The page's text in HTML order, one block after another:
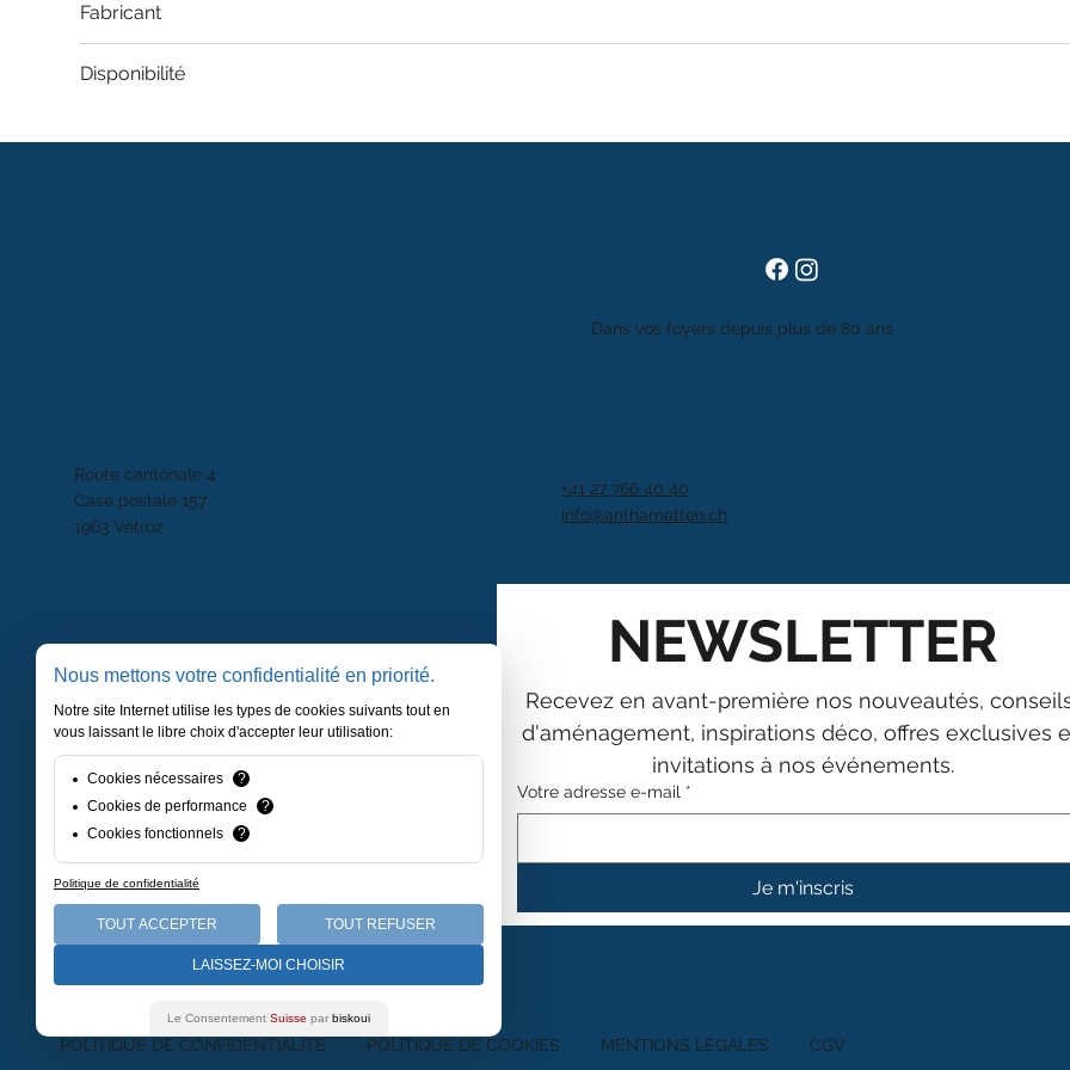
Fabricant
Disponibilité
Route cantonale 4
Case postale 157
1963 Vétroz
POLITIQUE DE CONFIDENTIALITÉ POLITIQUE DE COOKIES MENTIONS LÉGALES CGV
Dans vos foyers depuis plus de 80 ans
+41 27 766 40 40
info@anthamatten.ch
NEWSLETTER
Recevez en avant-première nos nouveautés,
d'aménagement, inspirations déco, offres exclusives
invitations à nos événements.
Votre adresse e-mail *
Je m'inscris
Nous mettons votre confidentialité en priorité.
Notre site Internet utilise les types de cookies suivants tout en
vous laissant le libre choix d'accepter leur utilisation:
Cookies nécessaires
?
Cookies de performance
?
Cookies fonctionnels
?
Politique de confidentialité
TOUT ACCEPTER TOUT REFUSER
LAISSEZ-MOI CHOISIR
Le Consentement Suisse par biskoui